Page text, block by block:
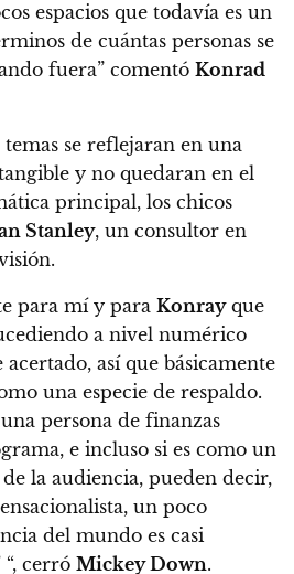
espacios que todavía es un
de cuántas personas se
fuera” comentó Konrad
temas se reflejaran en una
y no quedaran en el
principal, los chicos
Stanley, un consultor en
para mí y para Konrayque
a nivel numérico
así que básicamente
una especie de respaldo.
persona de finanzas
e incluso si es como un
la audiencia, pueden decir,
un poco
del mundo es casi
cerró Mickey Down.